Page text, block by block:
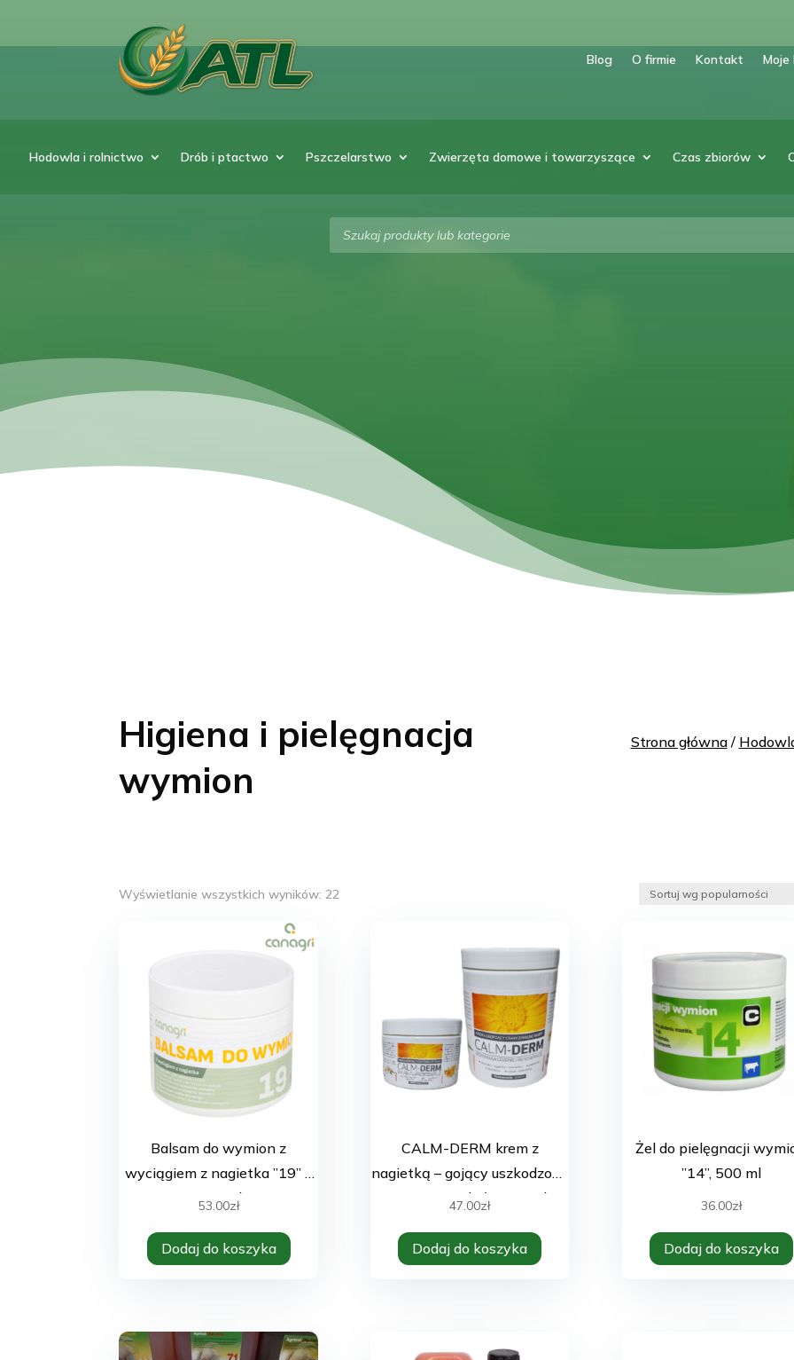
Blog O firmie Kontakt
Hodowla i rolnictwo Drób i ptactwo Pszczelarstwo Zwierzęta domowe i towarzyszące Czas zbiorów
Wyszukiwarka
produktów
Higiena i pielęgnacja
wymion
Strona główna/
Wyświetlanie wszystkich wyników: 22
Balsam do wymion z
wyciągiem z nagietka ”19” –
500 ml
53.00zł
Dodaj do koszyka
CALM-DERM krem z
nagietką – gojący uszkodzone
wymiona u krów 500ml
47.00zł
Dodaj do koszyka
Żel do pielęgnacji
”14”, 500 ml
36.00zł
Dodaj do koszyka